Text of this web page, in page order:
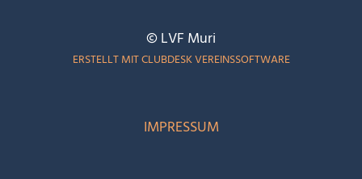
© LVF Muri
ERSTELLT MIT CLUBDESK VEREINSSOFTWARE
IMPRESSUM